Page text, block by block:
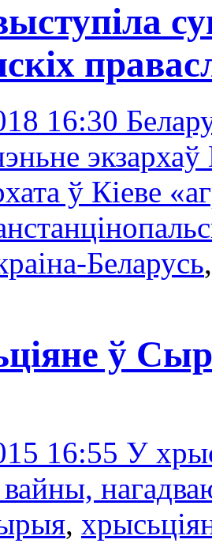
16:30
экзархаў
ў Кіеве
Беларусь
ў
16:55 У
вайны,
,